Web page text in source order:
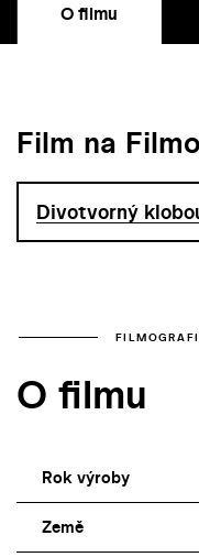
O filmu
Film na
Divotvorný
O filmu
Rok výroby
Země